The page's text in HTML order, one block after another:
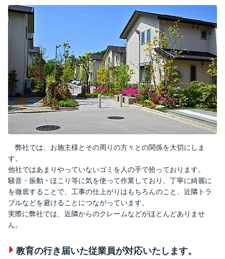
弊社では、お施主様とその周りの方々との関係を大切にしま
す。
他社ではあまりやっていないゴミを人の手で拾っております。
騒音・振動・ほこり等に気を使って作業しており、丁寧に綺麗に
を徹底することで、工事の仕上がりはもちろんのこと、近隣トラ
ブルなどを避けることにつながっています。
実際に弊社では、近隣からのクレームなどがほとんどありませ
ん。
教育の行き届いた従業員が対応いたします。